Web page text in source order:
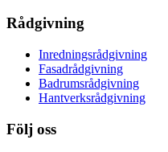
Rådgivning
Inredningsrådgivning
Fasadrådgivning
Badrumsrådgivning
Hantverksrådgivning
Följ oss